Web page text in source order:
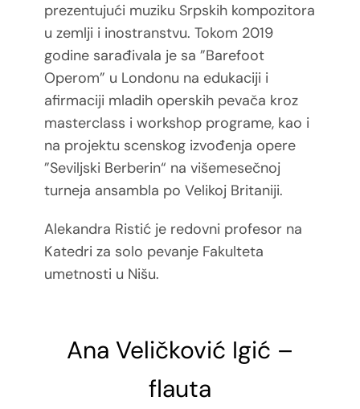
prezentujući muziku Srpskih kompozitora
u zemlji i inostranstvu. Tokom 2019
godine sarađivala je sa ”Barefoot
Operom” u Londonu na edukaciji i
afirmaciji mladih operskih pevača kroz
masterclass i workshop programe, kao i
na projektu scenskog izvođenja opere
”Seviljski Berberin“ na višemesečnoj
turneja ansambla po Velikoj Britaniji.
Alekandra Ristić je redovni profesor na
Katedri za solo pevanje Fakulteta
umetnosti u Nišu.
Ana Veličković Igić –
flauta